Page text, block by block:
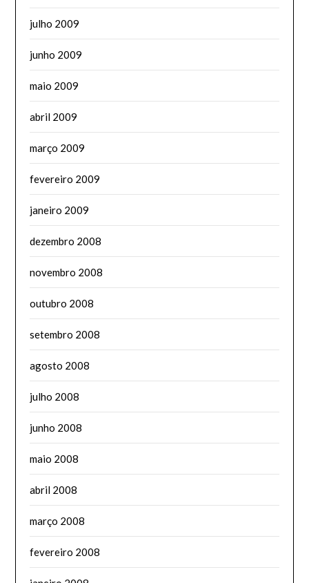
julho 2009
junho 2009
maio 2009
abril 2009
março 2009
fevereiro 2009
janeiro 2009
dezembro 2008
novembro 2008
outubro 2008
setembro 2008
agosto 2008
julho 2008
junho 2008
maio 2008
abril 2008
março 2008
fevereiro 2008